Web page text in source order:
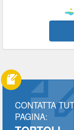
CONTATTA
PAGINA: